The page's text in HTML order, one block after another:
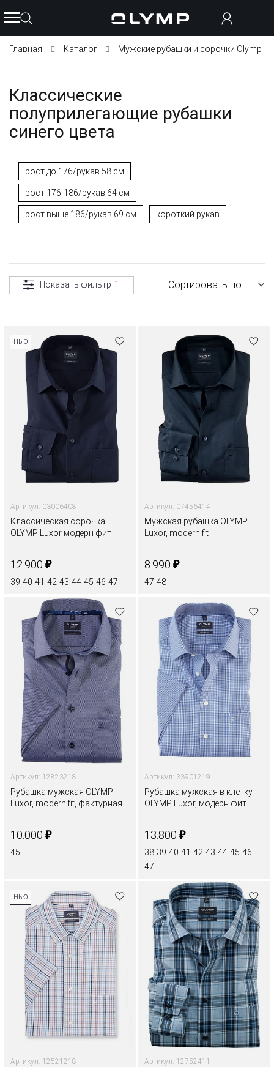
Главная Каталог Мужские рубашки и сорочки Olymp
Классические
полуприлегающие рубашки
синего цвета
рост до 176/рукав 58 см
рост 176-186/рукав 64 см
рост выше 186/рукав 69 см короткий рукав
Показать фильтр 1 Сортировать по
НЬЮ
Артикул: 03006408
Классическая сорочка
OLYMP Luxor модерн фит
12.900 ₽
39 40 41 42 43 44 45 46 47
Артикул: 07456414
Мужская рубашка OLYMP
Luxor, modern fit
8.990 ₽
47 48
Артикул: 12823218
Рубашка мужская OLYMP
Luxor, modern fit, фактурная
10.000 ₽
45
Артикул: 33901219
Рубашка мужская в клетку
OLYMP Luxor, модерн фит
13.800 ₽
38 39 40 41 42 43 44 45 46
47
НЬЮ
Артикул: 12521218 Артикул: 12752411